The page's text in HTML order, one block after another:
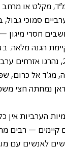
מקלט או מרחב
סמוכי גבול,
חסרי מיגון –
הגנה מלאה.
לבנון מאז אוקטובר 2023,
מג'ד אל כרום,
נמחתה חצי
הערביות
קיימים – רבים
לאנשים עם